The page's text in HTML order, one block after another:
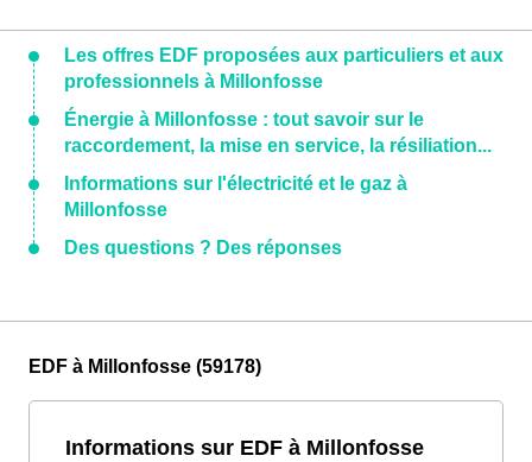
Les offres EDF proposées aux particuliers et aux
professionnels à Millonfosse
Énergie à Millonfosse : tout savoir sur le
raccordement, la mise en service, la résiliation...
Informations sur l'électricité et le gaz à
Millonfosse
Des questions ? Des réponses
EDF à Millonfosse (59178)
Informations sur EDF à Millonfosse